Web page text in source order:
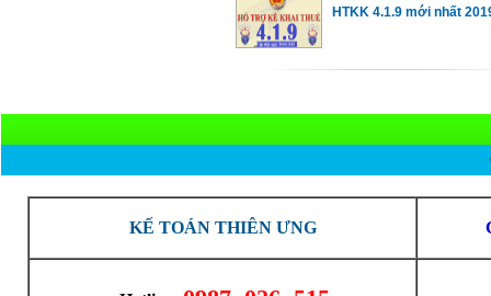
HTKK 4.1.9 mới nhất
KẾ TOÁN THIÊN ƯNG